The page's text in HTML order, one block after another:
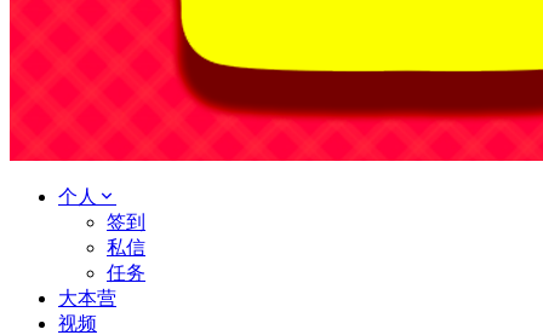
个人
签到
私信
任务
大本营
视频